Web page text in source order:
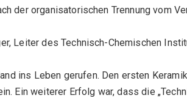
organisatorischen Trennung vom
Leiter des Technisch-Chemischen
ins Leben gerufen. Den ersten
Ein weiterer Erfolg war, dass die